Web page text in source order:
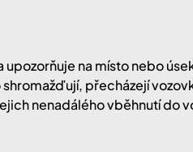
upozorňuje na místo nebo
přecházejí
nenadálého vběhnutí do